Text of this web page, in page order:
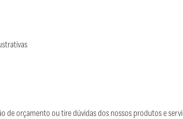
de orçamento ou tire dúvidas dos nossos produtos e